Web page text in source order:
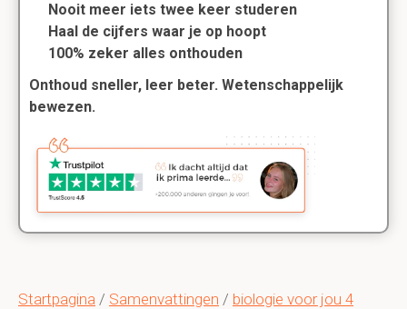
Startpagina / Samenvattingen / biologie voor jou 4
Nooit meer iets twee keer studeren
Haal de cijfers waar je op hoopt
100% zeker alles onthouden
Onthoud sneller, leer beter. Wetenschappelijk
bewezen.